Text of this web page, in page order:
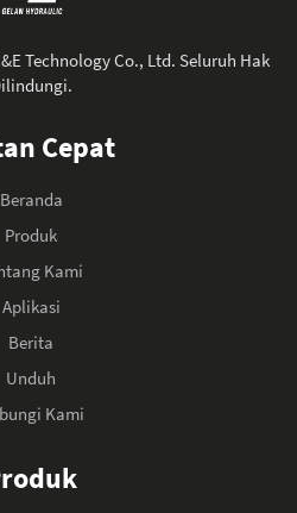
Technology Co., Ltd. Seluruh Hak
Cepat
Beranda
Produk
Kami
Aplikasi
Berita
Unduh
Kami